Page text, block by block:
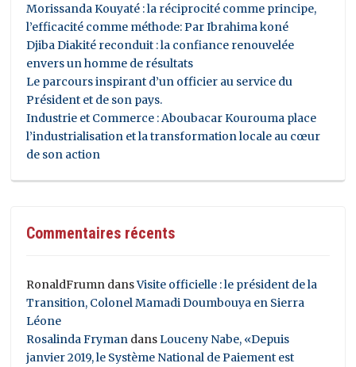
Morissanda Kouyaté : la réciprocité comme principe,
l’efficacité comme méthode: Par Ibrahima koné
Djiba Diakité reconduit : la confiance renouvelée
envers un homme de résultats
Le parcours inspirant d’un officier au service du
Président et de son pays.
Industrie et Commerce : Aboubacar Kourouma place
l’industrialisation et la transformation locale au cœur
de son action
Commentaires récents
RonaldFrumn dansVisite officielle : le président de la
Transition, Colonel Mamadi Doumbouya en Sierra
Léone
Rosalinda Fryman dansLouceny Nabe, «Depuis
janvier 2019, le Système National de Paiement est